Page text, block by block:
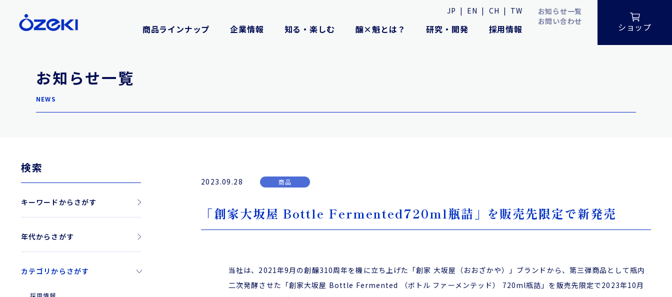
JP | EN | CH | TW
商品ラインナップ 企業情報 知る・楽しむ 醸×魁とは？ 研究・開発 採用情報
お知らせ一覧
お問い合わせ
ショップ
お知らせ一覧
NEWS
検索
キーワードからさがす
年代からさがす
2025年
2024年
カテゴリからさがす
採用情報
2023.09.28 商品
「創家大坂屋 Bottle Fermented720ml瓶詰」を販売先限定で新発売
当社は、2021年9月の創醸310周年を機に立ち上げた「創家 大坂屋（おおざかや）」ブランドから、第三弾商品として瓶内
二次発酵させた「創家大坂屋 Bottle Fermented （ボトル ファーメンテッド） 720ml瓶詰」を販売先限定で2023年10月